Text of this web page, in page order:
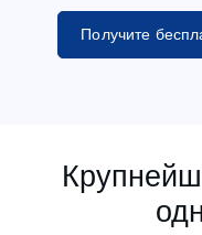
Получите